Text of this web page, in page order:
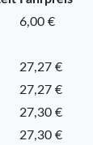
6,00 €
27,27 €
27,27 €
27,30 €
27,30 €